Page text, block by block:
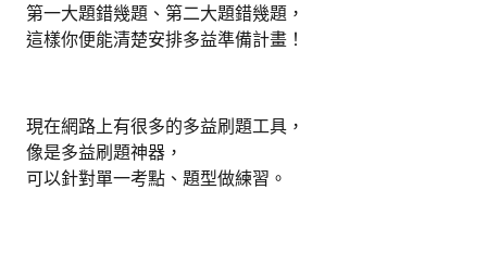
第一大題錯幾題、第二大題錯幾題，
這樣你便能清楚安排多益準備計畫！
現在網路上有很多的多益刷題工具，
像是多益刷題神器，
可以針對單一考點、題型做練習。